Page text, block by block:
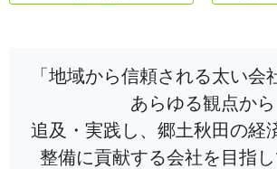
「地域から信頼される太い会
あらゆる観点から
追及・実践し、郷土秋田の経
整備に貢献する会社を目指し